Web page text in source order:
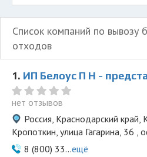
Список компаний по вывозу
отходов
1. ИП Белоус П Н - представитель ООО
нет отзывов
Россия, Краснодарский край,
Кропоткин, улица Гагарина, 36 ,
8 (800) 33...ещё